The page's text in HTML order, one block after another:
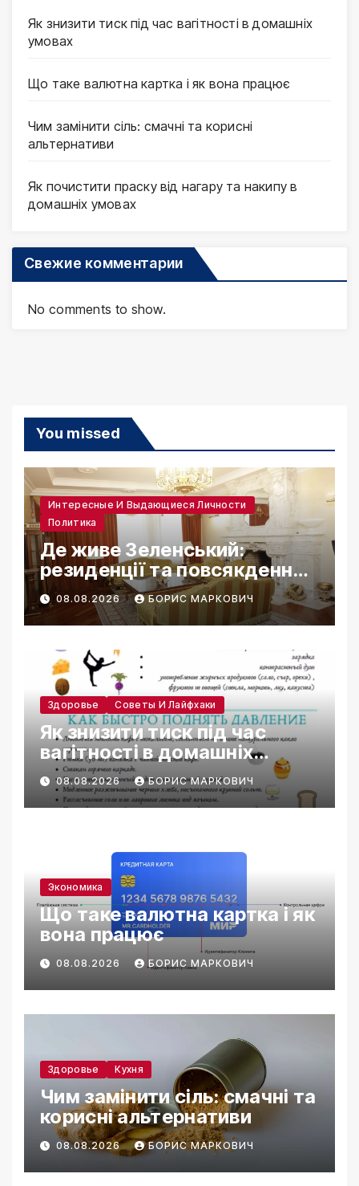
Як знизити тиск під час вагітності в домашніх
умовах
Що таке валютна картка і як вона працює
Чим замінити сіль: смачні та корисні
альтернативи
Як почистити праску від нагару та накипу в
домашніх умовах
Свежие комментарии
No comments to show.
You missed
Интересные И Выдающиеся Личности
Политика
Де живе Зеленський:
резиденції та повсякденне
життя
08.08.2026 БОРИС МАРКОВИЧ
Здоровье Советы И Лайфхаки
Як знизити тиск під час
вагітності в домашніх
умовах
08.08.2026 БОРИС МАРКОВИЧ
Экономика
Що таке валютна картка і як
вона працює
08.08.2026 БОРИС МАРКОВИЧ
Здоровье Кухня
Чим замінити сіль: смачні та
корисні альтернативи
08.08.2026 БОРИС МАРКОВИЧ